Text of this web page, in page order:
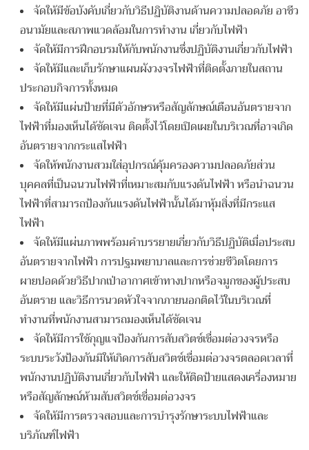
จัดให้มีข้อบังคับเกี่ยวกับวิธีปฏิบัติงานด้านความปลอดภัย อาชีว
อนามัยและสภาพแวดล้อมในการทำงาน เกี่ยวกับไฟฟ้า
จัดให้มีการฝึกอบรมให้กับพนักงานซึ่งปฏิบัติงานเกี่ยวกับไฟฟ้า
จัดให้มีและเก็บรักษาแผนผังวงจรไฟฟ้าที่ติดตั้งภายในสถาน
ประกอบกิจการทั้งหมด
จัดให้มีแผ่นป้ายที่มีตัวอักษรหรือสัญลักษณ์เตือนอันตรายจาก
ไฟฟ้าที่มองเห็นได้ชัดเจน ติดตั้งไว้โดยเปิดเผยในบริเวณที่อาจเกิด
อันตรายจากกระแสไฟฟ้า
จัดให้พนักงานสวมใส่อุปกรณ์คุ้มครองความปลอดภัยส่วน
บุคคลที่เป็นฉนวนไฟฟ้าที่เหมาะสมกับแรงดันไฟฟ้า หรือนำฉนวน
ไฟฟ้าที่สามารถป้องกันแรงดันไฟฟ้านั้นได้มาหุ้มสิ่งที่มีกระแส
ไฟฟ้า
จัดให้มีแผ่นภาพพร้อมคำบรรยายเกี่ยวกับวิธีปฏิบัติเมื่อประสบ
อันตรายจากไฟฟ้า การปฐมพยาบาลและการช่วยชีวิตโดยการ
ผายปอดด้วยวิธีปากเป่าอากาศเข้าทางปากหรือจมูกของผู้ประสบ
อันตราย และวิธีการนวดหัวใจจากภายนอกติดไว้ในบริเวณที่
ทำงานที่พนักงานสามารถมองเห็นได้ชัดเจน
จัดให้มีการใช้กุญแจป้องกันการสับสวิตช์เชื่อมต่อวงจรหรือ
ระบบระวังป้องกันมิให้เกิดการสับสวิตช์เชื่อมต่อวงจรตลอดเวลาที่
พนักงานปฏิบัติงานเกี่ยวกับไฟฟ้า และให้ติดป้ายแสดงเครื่องหมาย
หรือสัญลักษณ์ห้ามสับสวิตช์เชื่อมต่อวงจร
จัดให้มีการตรวจสอบและการบำรุงรักษาระบบไฟฟ้าและ
บริภัณฑ์ไฟฟ้า